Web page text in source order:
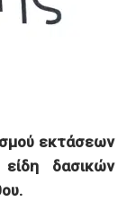
εκτάσεων
δασικών